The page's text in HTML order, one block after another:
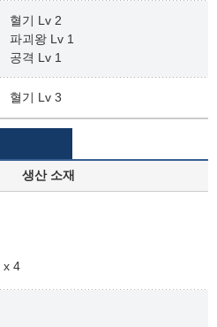
혈기 Lv 2
파괴왕 Lv 1
공격 Lv 1
혈기 Lv 3
생산 소재
x 4